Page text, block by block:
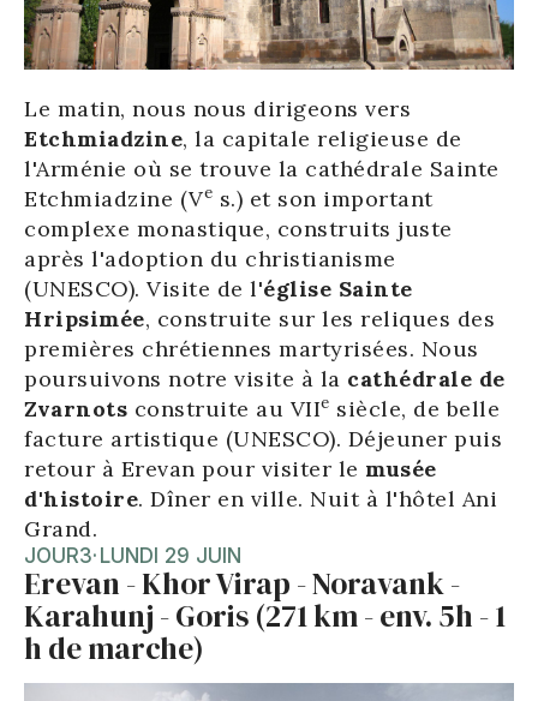
Le matin, nous nous dirigeons vers
Etchmiadzine, la capitale religieuse de
l'Arménie où se trouve la cathédrale Sainte
Etchmiadzine (Ve s.) et son important
complexe monastique, construits juste
après l'adoption du christianisme
(UNESCO). Visite de l'église Sainte
Hripsimée, construite sur les reliques des
premières chrétiennes martyrisées. Nous
poursuivons notre visite à la cathédrale de
Zvarnots construite au VIIe siècle, de belle
facture artistique (UNESCO). Déjeuner puis
retour à Erevan pour visiter le musée
d'histoire. Dîner en ville. Nuit à l'hôtel Ani
Grand.
JOUR3· LUNDI 29 JUIN
Erevan - Khor Virap - Noravank -
Karahunj - Goris (271 km - env. 5h - 1
h de marche)